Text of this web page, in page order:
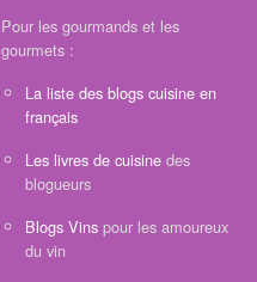
Pour les gourmands et les
gourmets :
La liste des blogs cuisine en
français
Les livres de cuisine des
blogueurs
Blogs Vins pour les amoureux
du vin